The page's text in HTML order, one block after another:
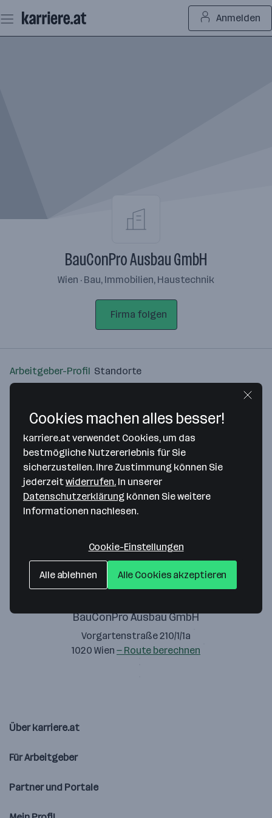
Seiteninhalt
springen
Anmelden
BauConPro Ausbau GmbH
Wien · Bau, Immobilien, Haustechnik
Firma folgen
Arbeitgeber-Profil Standorte
Bitte stimme unseren Cookie-
Richtlinien zu, um diese Karte
anzuzeigen.
BauConPro Ausbau GmbH
Vorgartenstraße 210/1/1a
1020 Wien — Route berechnen
Über karriere.at
Für Arbeitgeber
Partner und Portale
Cookies machen alles besser!
karriere.at verwendet Cookies, um das
bestmögliche Nutzererlebnis für Sie
sicherzustellen. Ihre Zustimmung können Sie
jederzeitwiderrufen. In unserer
Datenschutzerklärung können Sie weitere
Informationen nachlesen.
Cookie-Einstellungen
Alle ablehnen Alle Cookies akzeptieren